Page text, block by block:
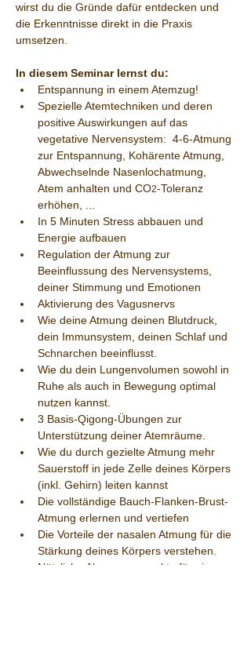
wirst du die Gründe dafür entdecken und
die Erkenntnisse direkt in die Praxis
umsetzen.
In diesem Seminar lernst du:
Entspannung in einem Atemzug!
Spezielle Atemtechniken und deren
positive Auswirkungen auf das
vegetative Nervensystem:  4-6-Atmung
zur Entspannung, Kohärente Atmung,
Abwechselnde Nasenlochatmung,
Atem anhalten und CO2-Toleranz
erhöhen, ...
In 5 Minuten Stress abbauen und
Energie aufbauen
Regulation der Atmung zur
Beeinflussung des Nervensystems,
deiner Stimmung und Emotionen
Aktivierung des Vagusnervs
Wie deine Atmung deinen Blutdruck,
dein Immunsystem, deinen Schlaf und
Schnarchen beeinflusst.
Wie du dein Lungenvolumen sowohl in
Ruhe als auch in Bewegung optimal
nutzen kannst.
3 Basis-Qigong-Übungen zur
Unterstützung deiner Atemräume.
Wie du durch gezielte Atmung mehr
Sauerstoff in jede Zelle deines Körpers
(inkl. Gehirn) leiten kannst
Die vollständige Bauch-Flanken-Brust-
Atmung erlernen und vertiefen
Die Vorteile der nasalen Atmung für die
Stärkung deines Körpers verstehen.
Nützliche Akupressurpunkte für eine